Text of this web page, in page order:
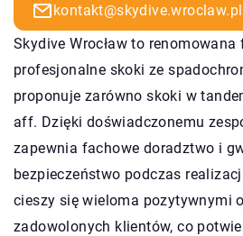
kontakt@skydive.wroclaw.pl
Skydive Wrocław to
profesjonalne skoki ze
proponuje zarówno skoki w
aff. Dzięki doświadczonemu
zapewnia fachowe doradztwo i
bezpieczeństwo podczas
cieszy się wieloma pozytywnymi
zadowolonych klientów, co